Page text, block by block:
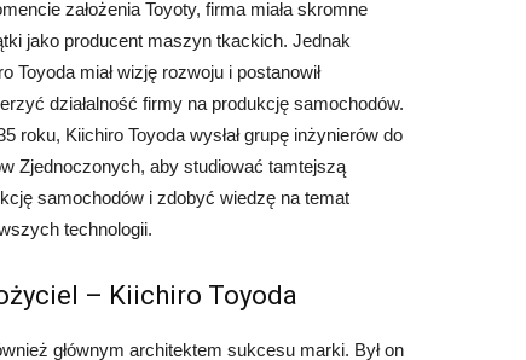
założenia Toyoty, firma miała skromne
jako producent maszyn tkackich. Jednak
Toyoda miał wizję rozwoju i postanowił
działalność firmy na produkcję samochodów.
roku, Kiichiro Toyoda wysłał grupę inżynierów do
Zjednoczonych, aby studiować tamtejszą
samochodów i zdobyć wiedzę na temat
technologii.
– Kiichiro Toyoda
głównym architektem sukcesu marki. Był on